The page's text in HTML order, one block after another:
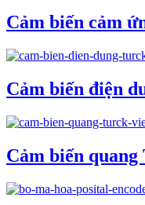
Cảm biến cảm
Cảm biến điện
Cảm biến